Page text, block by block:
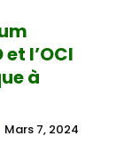
l’OCI
à
Mars 7, 2024